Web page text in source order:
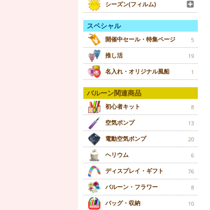
シーズン(フィルム)
スペシャル
開催中セール・特集ページ 5
推し活 19
名入れ・オリジナル風船 1
バルーン関連商品
初心者キット 8
空気ポンプ 13
電動空気ポンプ 20
ヘリウム 6
ディスプレイ・ギフト 76
バルーン・フラワー 8
バッグ・収納 10